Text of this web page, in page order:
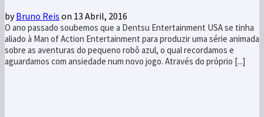
byBruno Reis on 13 Abril, 2016
O ano passado soubemos que a Dentsu Entertainment USA se tinha
aliado à Man of Action Entertainment para produzir uma série animada
sobre as aventuras do pequeno robô azul, o qual recordamos e
aguardamos com ansiedade num novo jogo. Através do próprio [...]